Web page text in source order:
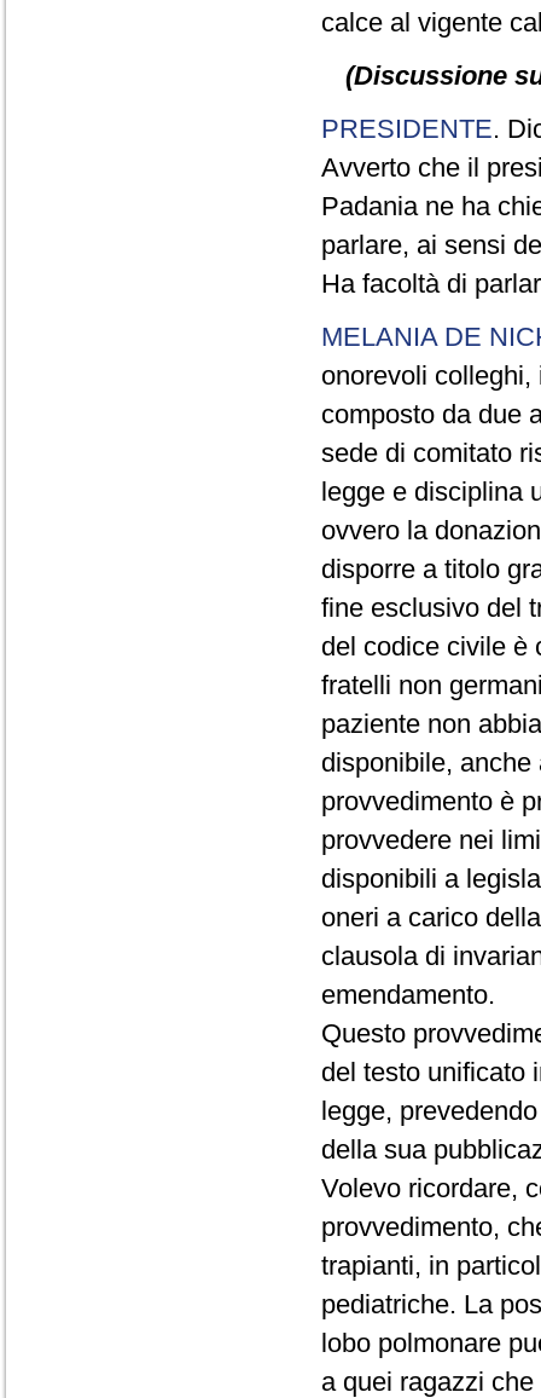
calce al vigente
(Discussione
PRESIDENTE.
Avverto che il
Padania ne ha
parlare, ai sensi
Ha facoltà di
MELANIA DE
onorevoli
composto da due
sede di comitato
legge e disciplina
ovvero la
disporre a titolo
fine esclusivo del
del codice civile è
fratelli non
paziente non
disponibile,
provvedimento è
provvedere nei
disponibili a
oneri a carico
clausola di
emendamento.
Questo
del testo unificato
legge,
della sua
Volevo ricordare,
provvedimento,
trapianti, in
pediatriche. La
lobo polmonare
a quei ragazzi